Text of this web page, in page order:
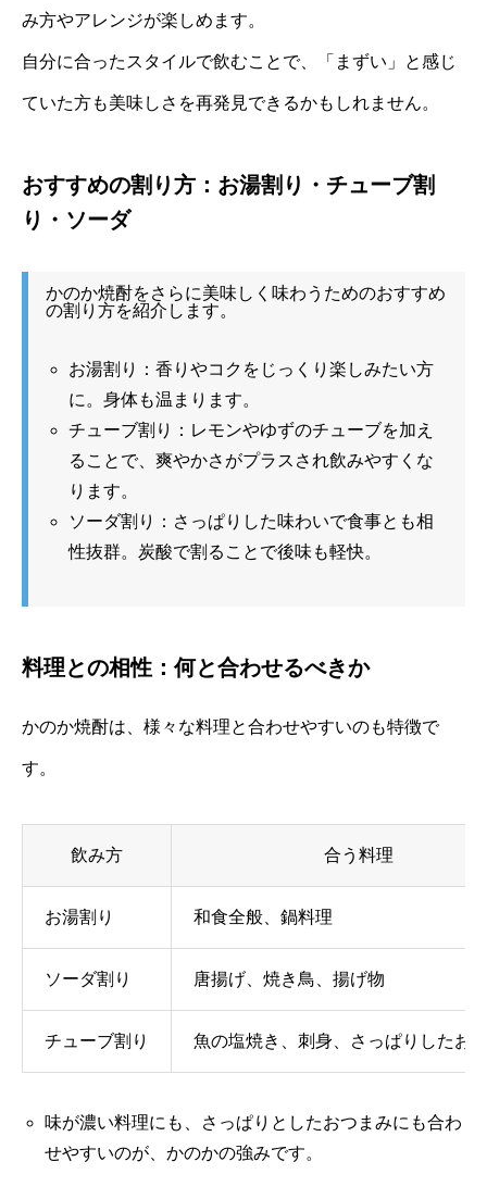
み方やアレンジが楽しめます。
自分に合ったスタイルで飲むことで、「まずい」と感じ
ていた方も美味しさを再発見できるかもしれません。
おすすめの割り方：お湯割り・チューブ割
り・ソーダ
かのか焼酎をさらに美味しく味わうためのおすすめ
の割り方を紹介します。
お湯割り：香りやコクをじっくり楽しみたい方
に。身体も温まります。
チューブ割り：レモンやゆずのチューブを加え
ることで、爽やかさがプラスされ飲みやすくな
ります。
ソーダ割り：さっぱりした味わいで食事とも相
性抜群。炭酸で割ることで後味も軽快。
料理との相性：何と合わせるべきか
かのか焼酎は、様々な料理と合わせやすいのも特徴で
す。
飲み方 合う料理
お湯割り 和食全般、鍋料理
ソーダ割り 唐揚げ、焼き鳥、揚げ物
チューブ割り 魚の塩焼き、刺身、さっぱりしたお
味が濃い料理にも、さっぱりとしたおつまみにも合わ
せやすいのが、かのかの強みです。